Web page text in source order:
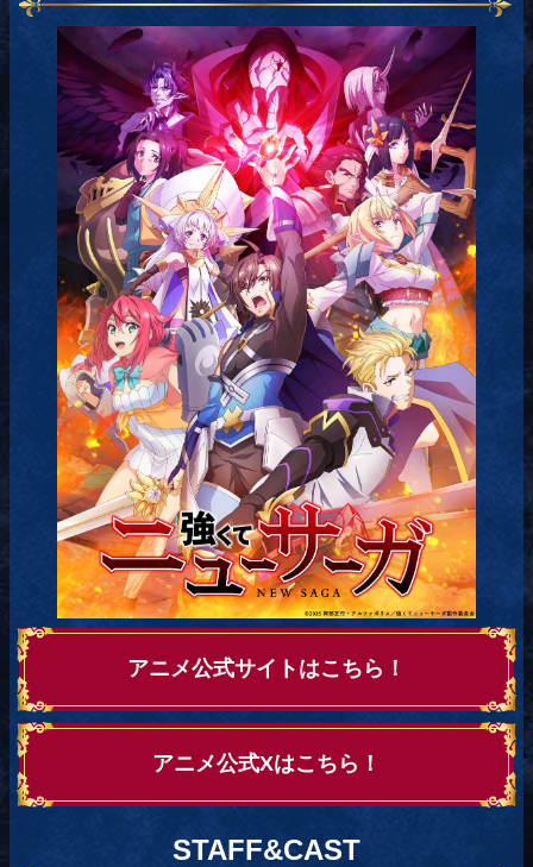
アニメ公式サイトはこちら！
アニメ公式Xはこちら！
STAFF&CAST